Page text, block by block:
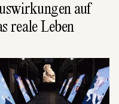
auf
reale Leben